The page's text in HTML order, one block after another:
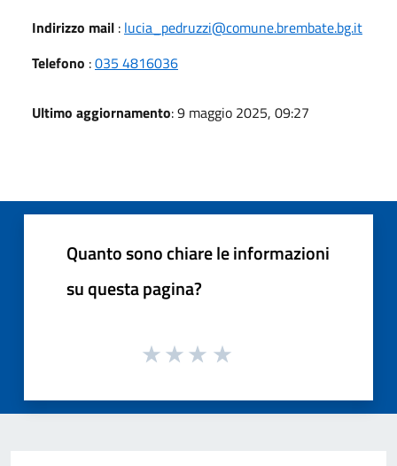
Indirizzo mail : lucia_pedruzzi@comune.brembate.bg.it
Telefono :035 4816036
Ultimo aggiornamento: 9 maggio 2025, 09:27
Quanto sono chiare le informazioni
su questa pagina?